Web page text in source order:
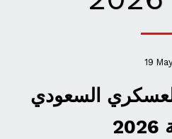
19
السعودي